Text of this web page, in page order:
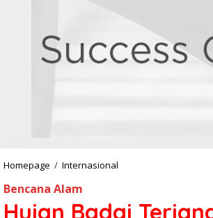
Homepage / Internasional
n
Bencana Alam
Hujan Badai